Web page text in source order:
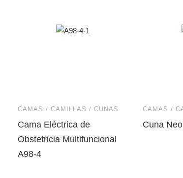
CAMAS / CAMILLAS / CUNAS
Cama Eléctrica de
Obstetricia Multifuncional
A98-4
CAMAS /
Cuna